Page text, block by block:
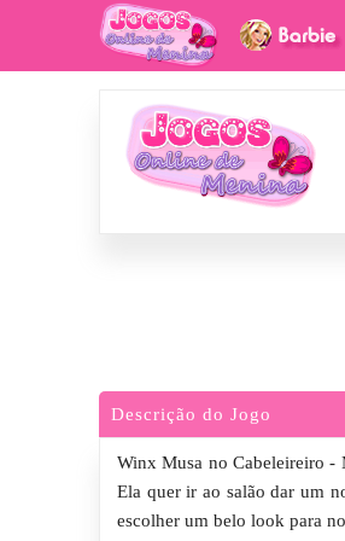
Descrição do Jogo
Winx Musa no Cabeleireiro -
Ela quer ir ao salão dar um
escolher um belo look para